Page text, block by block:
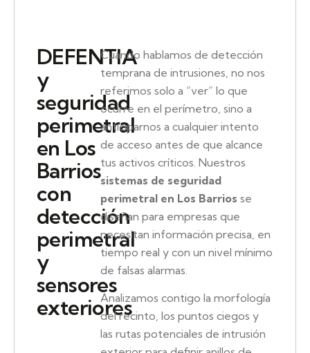
DEFENTIA
y
seguridad
perimetral
en Los
Barrios
con
detección
perimetral
y
sensores
exteriores
Cuando hablamos de detección
temprana de intrusiones, no nos
referimos solo a “ver” lo que
ocurre en el perímetro, sino a
anticiparnos a cualquier intento
de acceso antes de que alcance
tus activos críticos. Nuestros
sistemas de seguridad
perimetral en Los Barrios se
diseñan para empresas que
necesitan información precisa, en
tiempo real y con un nivel mínimo
de falsas alarmas.
Analizamos contigo la morfología
del recinto, los puntos ciegos y
las rutas potenciales de intrusión